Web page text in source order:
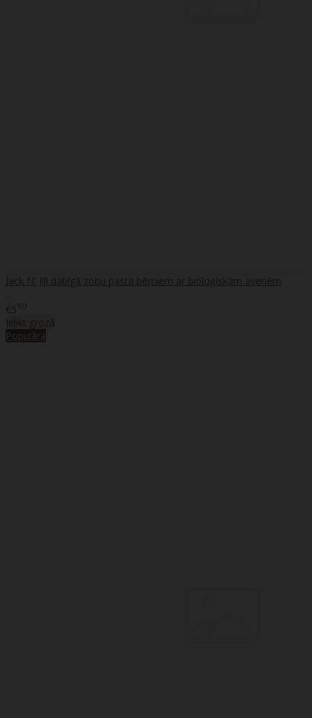
Jack N' Jill dabīgā zobu pasta bērniem ar bioloģiskām avenēm
€590
Ielikt grozā
Populāra